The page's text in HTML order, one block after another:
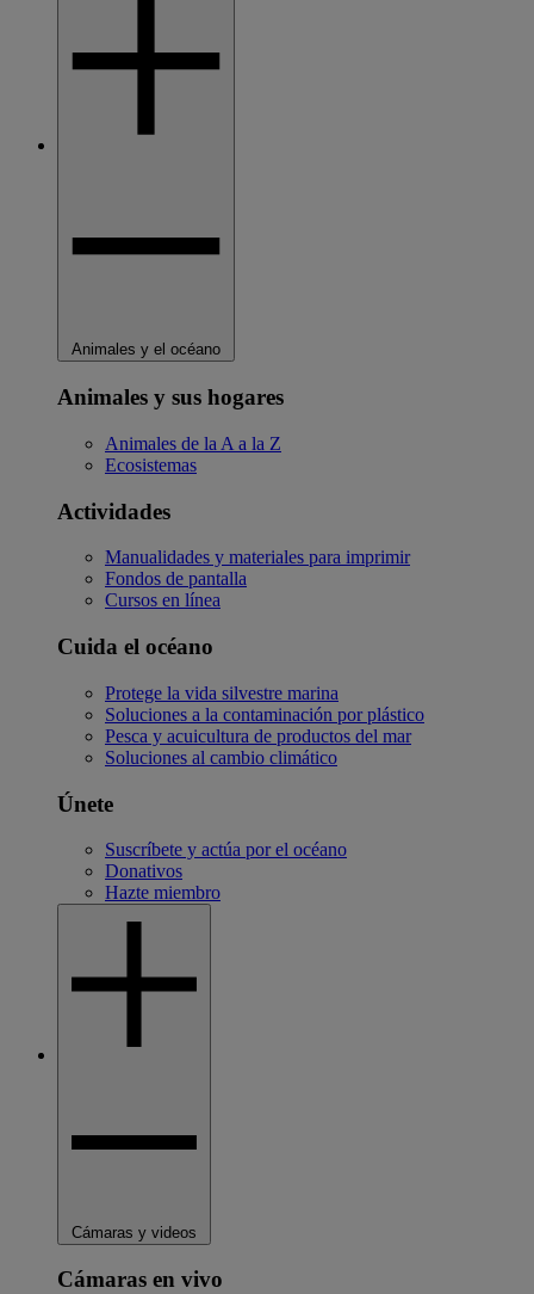
Animales y el océano
Animales y sus hogares
Animales de la A a la Z
Ecosistemas
Actividades
Manualidades y materiales para imprimir
Fondos de pantalla
Cursos en línea
Cuida el océano
Protege la vida silvestre marina
Soluciones a la contaminación por plástico
Pesca y acuicultura de productos del mar
Soluciones al cambio climático
Únete
Suscríbete y actúa por el océano
Donativos
Hazte miembro
Cámaras y videos
Cámaras en vivo